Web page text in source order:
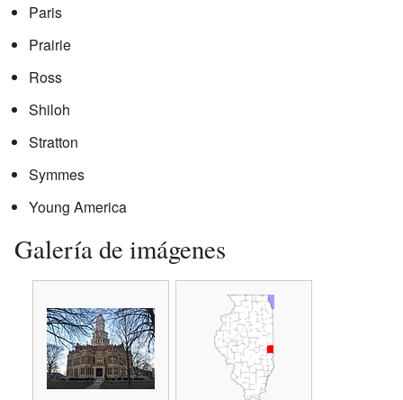
Paris
Prairie
Ross
Shiloh
Stratton
Symmes
Young America
Galería de imágenes